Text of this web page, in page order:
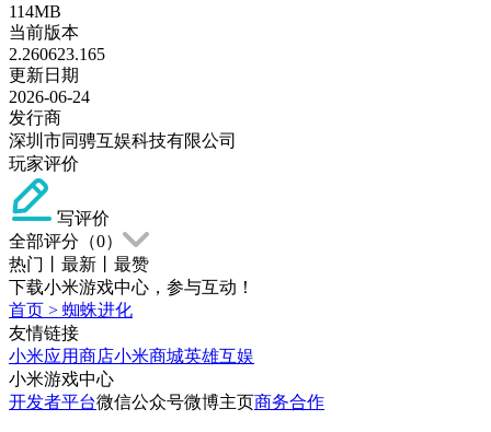
114MB
当前版本
2.260623.165
更新日期
2026-06-24
发行商
深圳市同骋互娱科技有限公司
玩家评价
写评价
全部评分（0）
热门
最新
最赞
下载小米游戏中心，参与互动！
首页 > 蜘蛛进化
友情链接
小米应用商店小米商城英雄互娱
小米游戏中心
开发者平台微信公众号微博主页商务合作